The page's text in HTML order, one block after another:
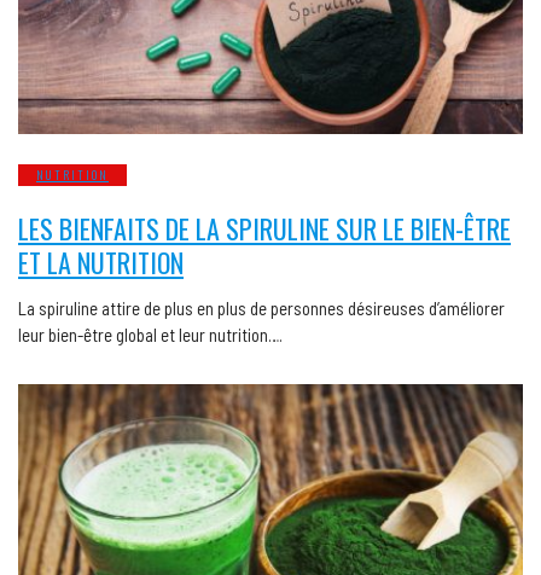
NUTRITION
LES BIENFAITS DE LA SPIRULINE SUR LE BIEN-ÊTRE
ET LA NUTRITION
La spiruline attire de plus en plus de personnes désireuses d’améliorer
leur bien-être global et leur nutrition….